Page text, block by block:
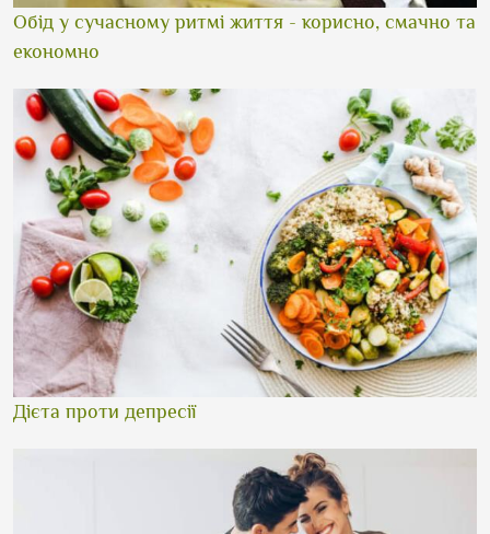
Обід у сучасному ритмі життя - корисно, смачно та
економно
Дієта проти депресії